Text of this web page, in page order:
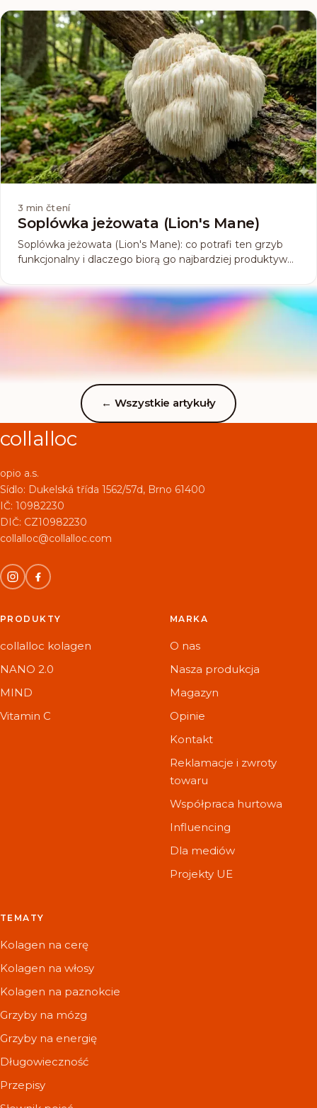
3 min čtení
Soplówka jeżowata (Lion's Mane)
Soplówka jeżowata (Lion's Mane): co potrafi ten grzyb
funkcjonalny i dlaczego biorą go najbardziej produktywni
←Wszystkie artykuły
collalloc
opio a.s.
Sídlo: Dukelská třída 1562/57d, Brno 61400
IČ: 10982230
DIČ: CZ10982230
collalloc@collalloc.com
PRODUKTY
collalloc kolagen
NANO 2.0
MIND
Vitamin C
MARKA
O nas
Nasza produkcja
Magazyn
Opinie
Kontakt
Reklamacje i zwroty
towaru
Współpraca hurtowa
Influencing
Dla mediów
Projekty UE
TEMATY
Kolagen na cerę
Kolagen na włosy
Kolagen na paznokcie
Grzyby na mózg
Grzyby na energię
Długowieczność
Przepisy